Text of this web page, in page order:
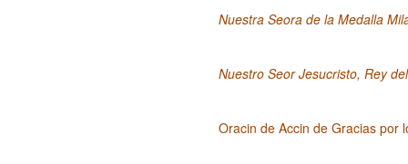
Nuestra Seora de la Medalla
Nuestro Seor Jesucristo, Rey
Oracin de Accin de Gracias por